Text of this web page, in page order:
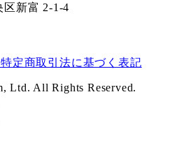
区新富 2-1-4
特定商取引法に基づく表記
Ltd. All Rights Reserved.